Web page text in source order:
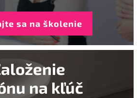
sa na školenie
na kľúč